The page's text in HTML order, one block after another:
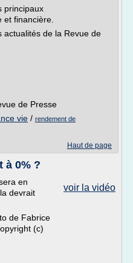
principaux
et financière.
actualités de la Revue de
de Presse
vie / rendement de
Haut de page
à 0% ?
voir la vidéo
en
devrait
de Fabrice
(c)